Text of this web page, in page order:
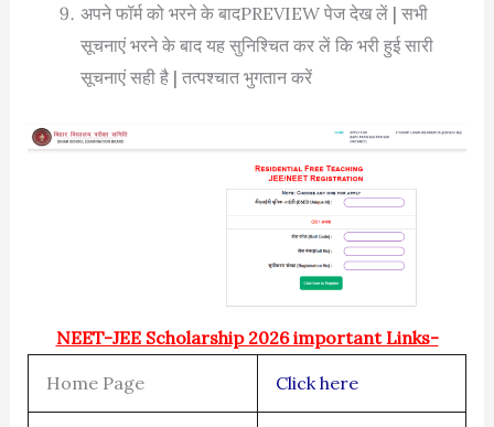
अपने फॉर्म को भरने के बादPREVIEW पेज देख लें | सभी
सूचनाएं भरने के बाद यह सुनिश्चित कर लें कि भरी हुई सारी
सूचनाएं सही है | तत्पश्चात भुगतान करें
NEET-JEE Scholarship 2026 important Links-
Home Page Click here